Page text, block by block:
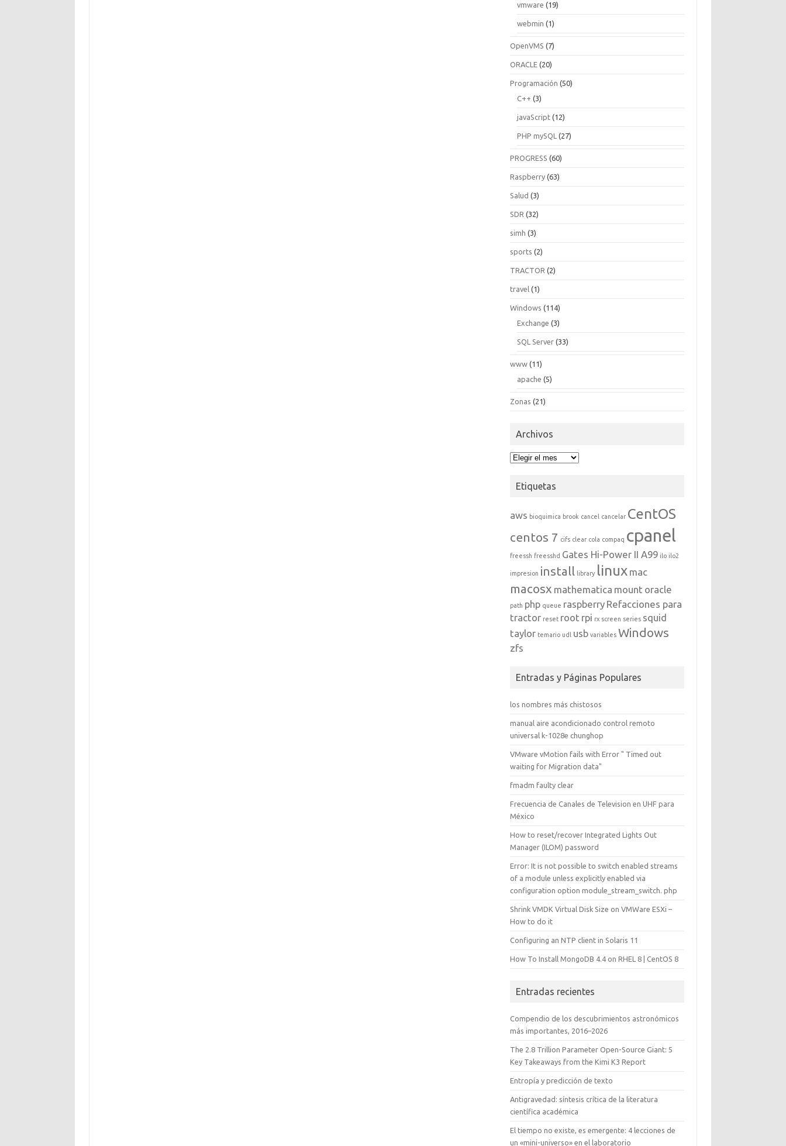
vmware (19)
webmin (1)
OpenVMS (7)
ORACLE (20)
Programación (50)
C++ (3)
javaScript (12)
PHP mySQL (27)
PROGRESS (60)
Raspberry (63)
Salud (3)
SDR (32)
simh (3)
sports (2)
TRACTOR (2)
travel (1)
Windows (114)
Exchange (3)
SQL Server (33)
www (11)
apache (5)
Zonas (21)
Archivos
Archivos
Etiquetas
aws bioquimica brook cancel cancelar CentOS
centos 7 cifs clear cola compaq cpanel
freessh freesshd Gates Hi-Power II A99 ilo ilo2
impresion install library linux mac
macosx mathematica mount oracle
path php queue raspberry Refacciones para
tractor reset root rpi rx screen series squid
taylor temario udl usb variables Windows
zfs
Entradas y Páginas Populares
los nombres más chistosos
manual aire acondicionado control remoto
universal k-1028e chunghop
VMware vMotion fails with Error " Timed out
waiting for Migration data"
fmadm faulty clear
Frecuencia de Canales de Television en UHF para
México
How to reset/recover Integrated Lights Out
Manager (ILOM) password
Error: It is not possible to switch enabled streams
of a module unless explicitly enabled via
configuration option module_stream_switch. php
Shrink VMDK Virtual Disk Size on VMWare ESXi –
How to do it
Configuring an NTP client in Solaris 11
How To Install MongoDB 4.4 on RHEL 8 | CentOS 8
Entradas recientes
Compendio de los descubrimientos astronómicos
más importantes, 2016–2026
The 2.8 Trillion Parameter Open-Source Giant: 5
Key Takeaways from the Kimi K3 Report
Entropía y predicción de texto
Antigravedad: síntesis crítica de la literatura
científica académica
El tiempo no existe, es emergente: 4 lecciones de
un «mini-universo» en el laboratorio